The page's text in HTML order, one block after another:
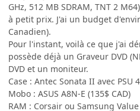
GHz, 512 MB SDRAM, TNT 2
à petit prix. J'ai un budget
Canadien).
Pour l'instant, voilà ce que j'ai
possède déjà un Graveur DVD
DVD et un moniteur.
Case : Antec Sonata II avec PSU
Mobo : ASUS A8N-E (135$ CAD)
RAM : Corsair ou Samsung